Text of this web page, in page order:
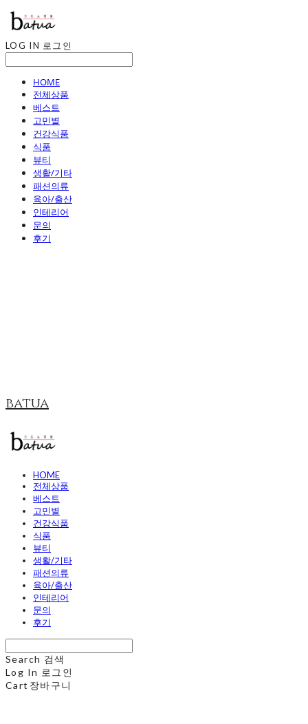
LOG IN 로그인
HOME
전체상품
베스트
고민별
건강식품
식품
뷰티
생활/기타
패션의류
육아/출산
인테리어
문의
후기
batua
HOME
전체상품
베스트
고민별
건강식품
식품
뷰티
생활/기타
패션의류
육아/출산
인테리어
문의
후기
Search 검색
Log In 로그인
Cart 장바구니